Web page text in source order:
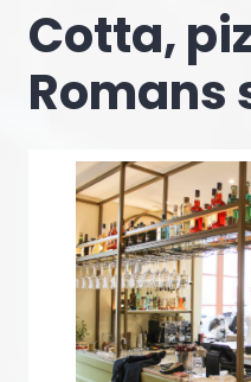
Cotta,
Romans